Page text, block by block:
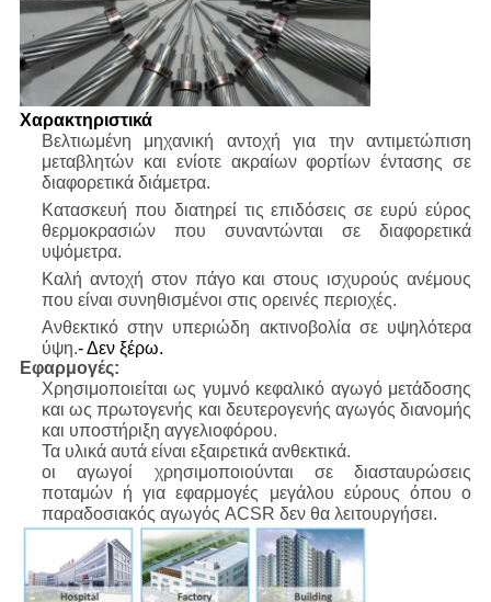
Χαρακτηριστικά
Βελτιωμένη μηχανική αντοχή για την αντιμετώπιση
μεταβλητών και ενίοτε ακραίων φορτίων έντασης σε
διαφορετικά διάμετρα.
Κατασκευή που διατηρεί τις επιδόσεις σε ευρύ εύρος
θερμοκρασιών που συναντώνται σε διαφορετικά
υψόμετρα.
Καλή αντοχή στον πάγο και στους ισχυρούς ανέμους
που είναι συνηθισμένοι στις ορεινές περιοχές.
Ανθεκτικό στην υπεριώδη ακτινοβολία σε υψηλότερα
ύψη.- Δεν ξέρω.
Εφαρμογές:
Χρησιμοποιείται ως γυμνό κεφαλικό αγωγό μετάδοσης
και ως πρωτογενής και δευτερογενής αγωγός διανομής
και υποστήριξη αγγελιοφόρου.
Τα υλικά αυτά είναι εξαιρετικά ανθεκτικά.
οι αγωγοί χρησιμοποιούνται σε διασταυρώσεις
ποταμών ή για εφαρμογές μεγάλου εύρους όπου ο
παραδοσιακός αγωγός ACSR δεν θα λειτουργήσει.